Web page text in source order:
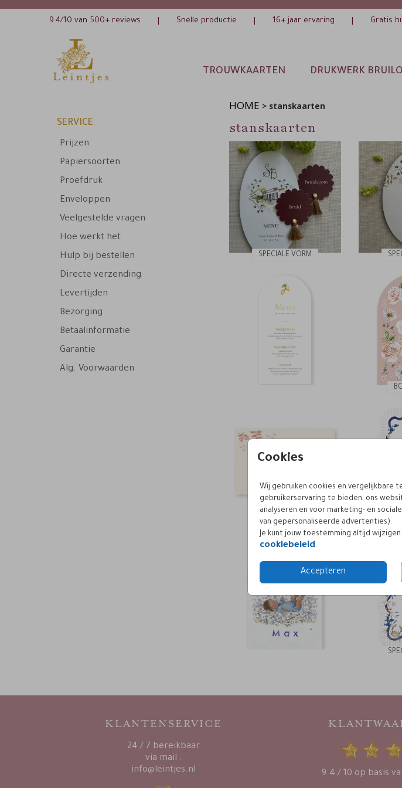
9.4/10 van 500+ reviews Snelle productie 16+ jaar ervaring Gratis
TROUWKAARTEN DRUKWERK
Cookies
Wij gebruiken cookies en vergelijkbare
gebruikerservaring te bieden, ons
analyseren en voor marketing- en
van gepersonaliseerde advertenties).
Je kunt jouw toestemming altijd
cookiebeleid.
Accepteren
SERVICE
Prijzen
Papiersoorten
Proefdruk
Enveloppen
Veelgestelde vragen
Hoe werkt het
Hulp bij bestellen
Directe verzending
Levertijden
Bezorging
Betaalinformatie
Garantie
Alg. Voorwaarden
HOME > stanskaarten
stanskaarten
SPECIALE VORM
KLANTENSERVICE
24 / 7 bereikbaar
via mail :
info@leintjes.nl
9.4 / 10 op basis